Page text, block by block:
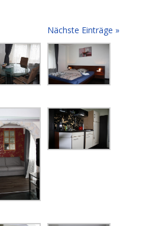
Nächste Einträge »